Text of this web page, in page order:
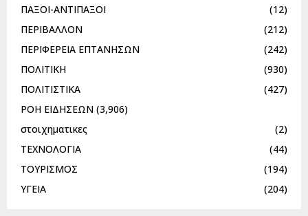
ΠΑΞΟΙ-ΑΝΤΙΠΑΞΟΙ
(12)
ΠΕΡΙΒΑΛΛΟΝ
(212)
ΠΕΡΙΦΕΡΕΙΑ ΕΠΤΑΝΗΣΩΝ
(242)
ΠΟΛΙΤΙΚΗ
(930)
ΠΟΛΙΤΙΣΤΙΚΑ
(427)
ΡΟΗ ΕΙΔΗΣΕΩΝ (3,906)
στοιχηματικες
(2)
ΤΕΧΝΟΛΟΓΙΑ
(44)
ΤΟΥΡΙΣΜΟΣ
(194)
ΥΓΕΙΑ
(204)